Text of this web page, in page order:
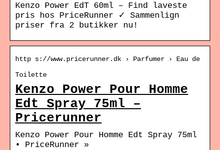
Kenzo Power EdT 60ml – Find laveste
pris hos PriceRunner ✓ Sammenlign
priser fra 2 butikker nu!
http s://www.pricerunner.dk › Parfumer › Eau de
Toilette
Kenzo Power Pour Homme
Edt Spray 75ml –
Pricerunner
Kenzo Power Pour Homme Edt Spray 75ml
• PriceRunner »